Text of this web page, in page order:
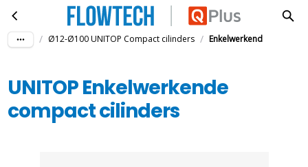
Ga naar hoofdinhoud
UNITOP Enkelwerkende compact cilinders
/ Ø12-Ø100 UNITOP Compact cilinders / Enkelwerkend
UNITOP Enkelwerkende
compact cilinders